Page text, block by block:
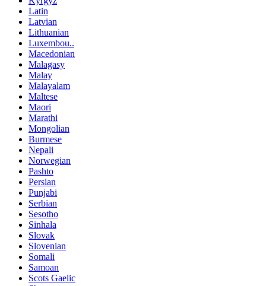
Latin
Latvian
Lithuanian
Luxembou..
Macedonian
Malagasy
Malay
Malayalam
Maltese
Maori
Marathi
Mongolian
Burmese
Nepali
Norwegian
Pashto
Persian
Punjabi
Serbian
Sesotho
Sinhala
Slovak
Slovenian
Somali
Samoan
Scots Gaelic